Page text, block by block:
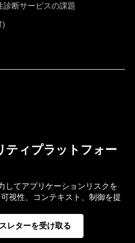
断サービスの課題
ティプラットフォー
してアプリケーションリスクを
視性、コンテキスト、制御を提
レターを受け取る